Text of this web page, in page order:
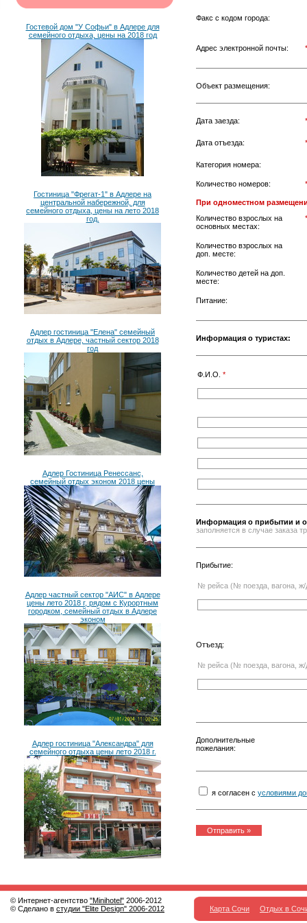
Гостевой дом "У Софьи" в Адлере для
семейного отдыха, цены на 2018 год
Гостиница "Фрегат-1" в Адлере на
центральной набережной, для
семейного отдыха, цены на лето 2018
год.
Адлер гостиница "Елена" семейный
отдых в Адлере, частный сектор 2018
год
Адлер Гостиница Ренессанс,
семейный отдых эконом 2018 цены
Адлер частный сектор "АИС" в Адлере
цены лето 2018 г, рядом с Курортным
городком, семейный отдых в Адлере
эконом
Адлер гостиница "Александра" для
семейного отдыха цены лето 2018 г.
Факс с кодом города:
Адрес электронной почты: *
Объект размещения:
Дата заезда: *
Дата отъезда: *
Категория номера:
Количество номеров: *
При одноместном
Количество взрослых на
основных местах:
*
Количество взрослых на
доп. месте:
Количество детей на доп.
месте:
Питание:
Информация о туристах:
Ф.И.О. *
Информация о прибытии и
заполняется в случае заказа
Прибытие:
№ рейса (№ поезда, вагона, ж/
Отъезд:
№ рейса (№ поезда, вагона, ж/
Дополнительные
пожелания:
я согласен с условиями
© Интернет-агентство "Minihotel" 2006-2012
© Сделано в студии "Elite Design" 2006-2012 Карта Сочи Отдых в